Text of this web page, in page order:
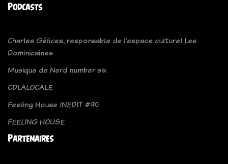
Podcasts
Charles Gélices, responsable de l’espace culturel Les
Dominicaines
Musique de Nerd number six
CDLALOCALE
Feeling House INEDIT #90
FEELING HOUSE
Partenaires